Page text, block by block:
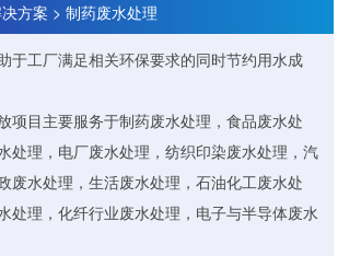
方案 >制药废水处理
于工厂满足相关环保要求的同时节约用水成
项目主要服务于制药废水处理，食品废水处
处理，电厂废水处理，纺织印染废水处理，汽
废水处理，生活废水处理，石油化工废水处
处理，化纤行业废水处理，电子与半导体废水